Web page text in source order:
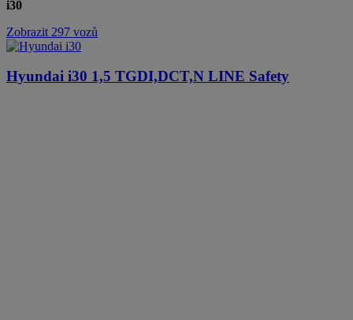
i30
Zobrazit 297 vozů
Hyundai i30 1,5 TGDI,DCT,N LINE Safety